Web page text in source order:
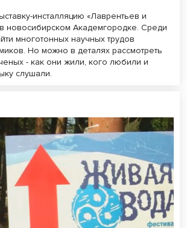
инсталляцию «Лаврентьев и
новосибирском Академгородке. Среди
многотонных научных трудов
Но можно в деталях рассмотреть
- как они жили, кого любили и
слушали.